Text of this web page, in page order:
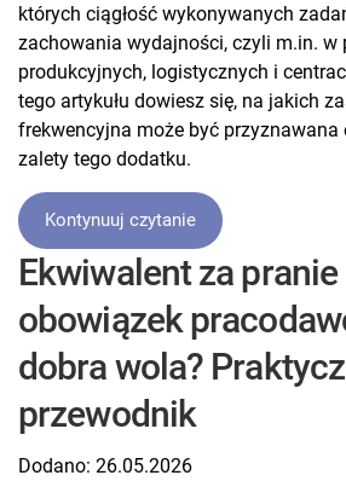
których ciągłość wykonywanych
zachowania wydajności, czyli m.in. w
produkcyjnych, logistycznych i
tego artykułu dowiesz się, na jakich
frekwencyjna może być przyznawana
zalety tego dodatku.
Kontynuuj czytanie
Ekwiwalent za
obowiązek
dobra wola?
przewodnik
Dodano: 26.05.2026